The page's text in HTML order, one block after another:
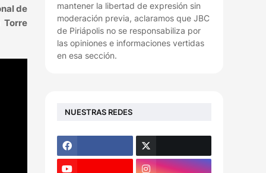
de
Torre
mantener la libertad de expresión sin
moderación previa, aclaramos que JBC
de Piriápolis no se responsabiliza por
las opiniones e informaciones vertidas
en esa sección.
NUESTRAS REDES